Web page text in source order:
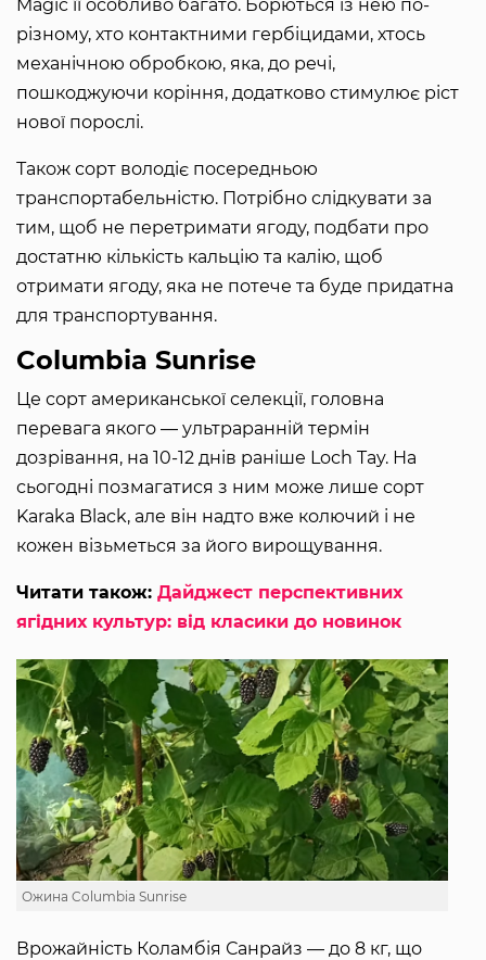
Magic її особливо багато. Борються із нею по-
різному, хто контактними гербіцидами, хтось
механічною обробкою, яка, до речі,
пошкоджуючи коріння, додатково стимулює ріст
нової порослі.
Також сорт володіє посередньою
транспортабельністю. Потрібно слідкувати за
тим, щоб не перетримати ягоду, подбати про
достатню кількість кальцію та калію, щоб
отримати ягоду, яка не потече та буде придатна
для транспортування.
Columbia Sunrise
Це сорт американської селекції, головна
перевага якого — ультраранній термін
дозрівання, на 10-12 днів раніше Loch Tay. На
сьогодні позмагатися з ним може лише сорт
Karaka Black, але він надто вже колючий і не
кожен візьметься за його вирощування.
Читати також: Дайджест перспективних
ягідних культур: від класики до новинок
Ожина Columbia Sunrise
Врожайність Коламбія Санрайз — до 8 кг, що